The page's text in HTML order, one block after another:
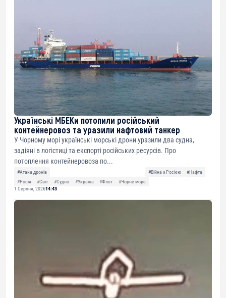
Українські МБЕКи потопили російський
контейнеровоз та уразили нафтовий танкер
У Чорному морі українські морські дрони уразили два судна,
задіяні в логістиці та експорті російських ресурсів. Про
потоплення контейнеровоза по...
#Атака дронів #Війна з Росією
#Нафта
#Росія
#Світ #Судно #Україна #Флот
#Чорне море
1 Серпня, 202614:43